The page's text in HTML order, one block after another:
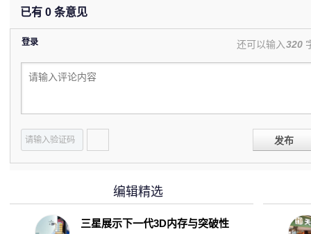
已有 0 条意见
登录 还可以输入320
发布
编辑精选
三星展示下一代3D内存与突破性